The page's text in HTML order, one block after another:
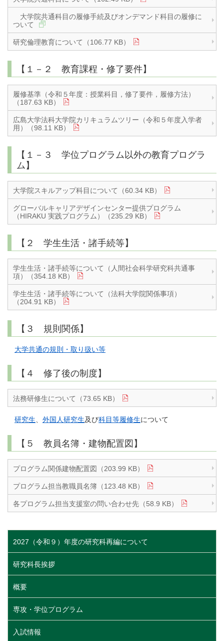
大学院共通科目の履修手続及びオンデマンド科目の履修に
ついて
研究倫理教育について（106.77 KB）
【１－２ 教育課程・修了要件】
履修基準（令和５年度：授業科目，修了要件，履修方法）
（187.63 KB）
広島大学法科大学院カリキュラムツリー（令和５年度入学者
用）（98.11 KB）
【１－３ 学位プログラム以外の教育プログラ
ム】
大学院スキルアップ科目について（60.34 KB）
グローバルキャリアデザインセンター提供プログラム
（HIRAKU 実践プログラム）（235.29 KB）
【２ 学生生活・諸手続等】
学生生活・諸手続等について（人間社会科学研究科共通事
項）（354.18 KB）
学生生活・諸手続等について（法科大学院関係事項）
（204.91 KB）
【３ 規則関係】
大学共通の規則・取り扱い等
【４ 修了後の制度】
法務研修生について（73.65 KB）
研究生 外国人研究生及び科目等履修生について
【５ 教員名簿・建物配置図】
プログラム関係建物配置図（203.99 KB）
プログラム担当教職員名簿（123.48 KB）
各プログラム担当支援室の問い合わせ先（58.9 KB）
2027（令和９）年度の研究科再編について
研究科長挨拶
概要
専攻・学位プログラム
入試情報